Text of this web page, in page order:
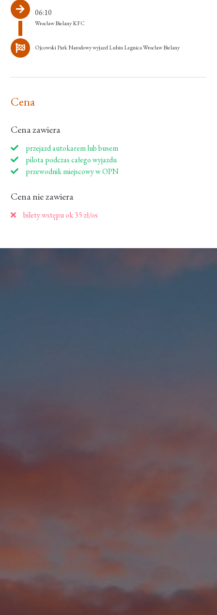
06:10
Wrocław Bielany KFC
Ojcowski Park Narodowy wyjazd Lubin Legnica Wrocław Bielany
Cena
Cena zawiera
przejazd autokarem lub busem
pilota podczas całego wyjazdu
przewodnik miejscowy w OPN
Cena nie zawiera
bilety wstępu ok 35 zł/os